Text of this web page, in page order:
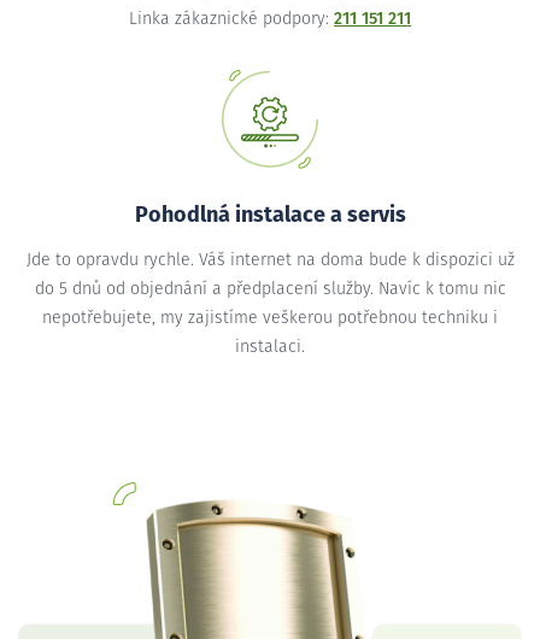
Linka zákaznické podpory: 211 151 211
Pohodlná instalace a servis
Jde to opravdu rychle. Váš internet na doma bude k dispozici už
do 5 dnů od objednání a předplacení služby. Navíc k tomu nic
nepotřebujete, my zajistíme veškerou potřebnou techniku i
instalaci.